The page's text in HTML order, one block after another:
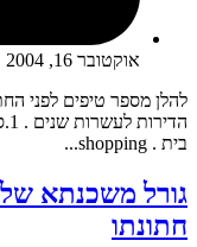
אוקטובר 16, 2004
להלן מספר טיפים לפני
בית . shopping...
גורל משכנתא של
חתונתו